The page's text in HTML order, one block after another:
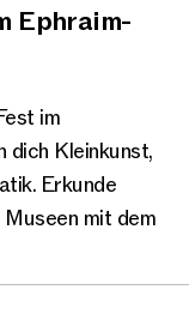
Aktionstag, Familie
Ephraim-
im
dich Kleinkunst,
Erkunde
mit dem